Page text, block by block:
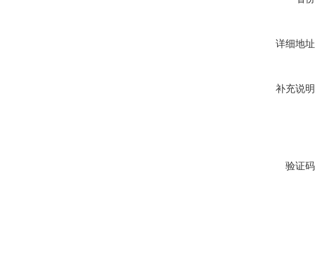
详细地
补充说
验证